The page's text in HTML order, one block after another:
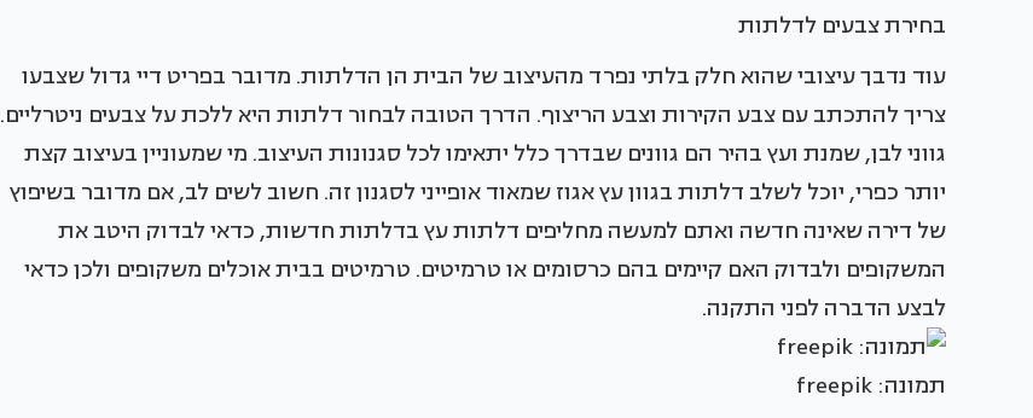
בחירת צבעים לדלתות
עוד נדבך עיצובי שהוא חלק בלתי נפרד מהעיצוב של הבית הן הדלתות. מדובר בפריט דיי גדול שצבעו
צריך להתכתב עם צבע הקירות וצבע הריצוף. הדרך הטובה לבחור דלתות היא ללכת על צבעים ניטרליים.
גווני לבן, שמנת ועץ בהיר הם גוונים שבדרך כלל יתאימו לכל סגנונות העיצוב. מי שמעוניין בעיצוב קצת
יותר כפרי, יוכל לשלב דלתות בגוון עץ אגוז שמאוד אופייני לסגנון זה. חשוב לשים לב, אם מדובר בשיפוץ
של דירה שאינה חדשה ואתם למעשה מחליפים דלתות עץ בדלתות חדשות, כדאי לבדוק היטב את
המשקופים ולבדוק האם קיימים בהם כרסומים או טרמיטים. טרמיטים בבית אוכלים משקופים ולכן כדאי
לבצע הדברה לפני התקנה.
תמונה: freepik